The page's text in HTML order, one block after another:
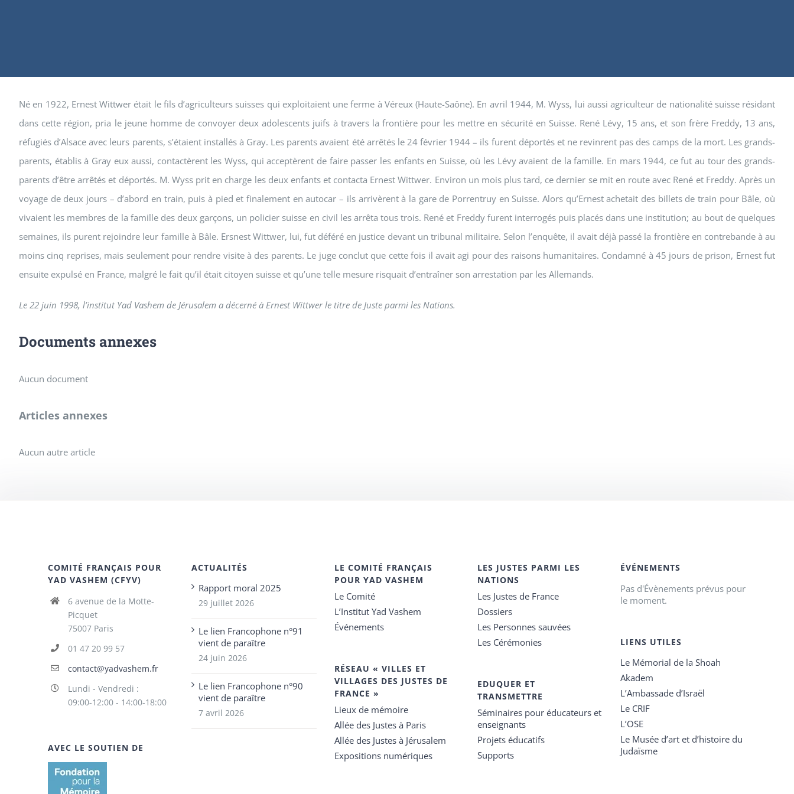
Né en 1922, Ernest Wittwer était le fils d’agriculteurs suisses qui exploitaient une ferme à Véreux (Haute-Saône). En avril 1944, M. Wyss, lui aussi agriculteur de nationalité suisse résidant
dans cette région, pria le jeune homme de convoyer deux adolescents juifs à travers la frontière pour les mettre en sécurité en Suisse. René Lévy, 15 ans, et son frère Freddy, 13 ans,
réfugiés d’Alsace avec leurs parents, s’étaient installés à Gray. Les parents avaient été arrêtés le 24 février 1944 – ils furent déportés et ne revinrent pas des camps de la mort. Les grands-
parents, établis à Gray eux aussi, contactèrent les Wyss, qui acceptèrent de faire passer les enfants en Suisse, où les Lévy avaient de la famille. En mars 1944, ce fut au tour des grands-
parents d’être arrêtés et déportés. M. Wyss prit en charge les deux enfants et contacta Ernest Wittwer. Environ un mois plus tard, ce dernier se mit en route avec René et Freddy. Après un
voyage de deux jours – d’abord en train, puis à pied et finalement en autocar – ils arrivèrent à la gare de Porrentruy en Suisse. Alors qu’Ernest achetait des billets de train pour Bâle, où
vivaient les membres de la famille des deux garçons, un policier suisse en civil les arrêta tous trois. René et Freddy furent interrogés puis placés dans une institution; au bout de quelques
semaines, ils purent rejoindre leur famille à Bâle. Ersnest Wittwer, lui, fut déféré en justice devant un tribunal militaire. Selon l’enquête, il avait déjà passé la frontière en contrebande à au
moins cinq reprises, mais seulement pour rendre visite à des parents. Le juge conclut que cette fois il avait agi pour des raisons humanitaires. Condamné à 45 jours de prison, Ernest fut
ensuite expulsé en France, malgré le fait qu’il était citoyen suisse et qu’une telle mesure risquait d’entraîner son arrestation par les Allemands.
Le 22 juin 1998, l’institut Yad Vashem de Jérusalem a décerné à Ernest Wittwer le titre de Juste parmi les Nations.
Documents annexes
Aucun document
Articles annexes
Aucun autre article
COMITÉ FRANÇAIS POUR
YAD VASHEM (CFYV)
6 avenue de la Motte-
Picquet
75007 Paris
01 47 20 99 57
contact@yadvashem.fr
Lundi - Vendredi :
09:00-12:00 - 14:00-18:00
AVEC LE SOUTIEN DE
ACTUALITÉS
Rapport moral 2025
29 juillet 2026
Le lien Francophone n°91
vient de paraître
24 juin 2026
Le lien Francophone n°90
vient de paraître
7 avril 2026
LE COMITÉ FRANÇAIS
POUR YAD VASHEM
Le Comité
L’Institut Yad Vashem
Événements
RÉSEAU « VILLES ET
VILLAGES DES JUSTES DE
FRANCE »
Lieux de mémoire
Allée des Justes à Paris
Allée des Justes à Jérusalem
Expositions numériques
LES JUSTES PARMI LES
NATIONS
Les Justes de France
Dossiers
Les Personnes sauvées
Les Cérémonies
EDUQUER ET
TRANSMETTRE
Séminaires pour éducateurs et
enseignants
Projets éducatifs
Supports
ÉVÉNEMENTS
Pas d'Évènements prévus pour
le moment.
LIENS UTILES
Le Mémorial de la Shoah
Akadem
L’Ambassade d’Israël
Le CRIF
L’OSE
Le Musée d’art et d’histoire du
Judaïsme